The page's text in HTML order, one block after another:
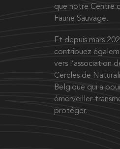
que notre Centre
Faune Sauvage.
Et depuis mars
contribuez
vers l’association
Cercles de
Belgique qui a
émerveiller-
protéger.